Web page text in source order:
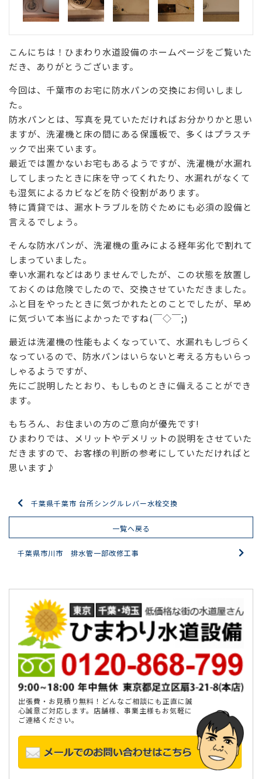
こんにちは！ひまわり水道設備のホームページをご覧いた
だき、ありがとうございます。
今回は、千葉市のお宅に防水パンの交換にお伺いしまし
た。
防水パンとは、写真を見ていただければお分かりかと思い
ますが、洗濯機と床の間にある保護板で、多くはプラスチ
ックで出来ています。
最近では置かないお宅もあるようですが、洗濯機が水漏れ
してしまったときに床を守ってくれたり、水漏れがなくて
も湿気によるカビなどを防ぐ役割があります。
特に賃貸では、漏水トラブルを防ぐためにも必須の設備と
言えるでしょう。
そんな防水パンが、洗濯機の重みによる経年劣化で割れて
しまっていました。
幸い水漏れなどはありませんでしたが、この状態を放置し
ておくのは危険でしたので、交換させていただきました。
ふと目をやったときに気づかれたとのことでしたが、早め
に気づいて本当によかったですね(￣◇￣;)
最近は洗濯機の性能もよくなっていて、水漏れもしづらく
なっているので、防水パンはいらないと考える方もいらっ
しゃるようですが、
先にご説明したとおり、もしものときに備えることができ
ます。
もちろん、お住まいの方のご意向が優先です!
ひまわりでは、メリットやデメリットの説明をさせていた
だきますので、お客様の判断の参考にしていただければと
思います♪
千葉県千葉市 台所シングルレバー水栓交換
一覧へ戻る
千葉県市川市 排水管一部改修工事
出張費・お見積り無料！どんなご相談にも正直に誠
心誠意ご対応します。店舗様、事業主様もお気軽に
ご連絡ください。